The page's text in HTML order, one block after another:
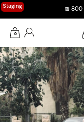
Staging
0
החשבון שלי